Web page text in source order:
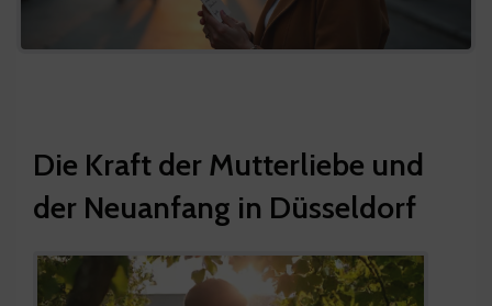
Die Kraft der Mutterliebe und
der Neuanfang in Düsseldorf